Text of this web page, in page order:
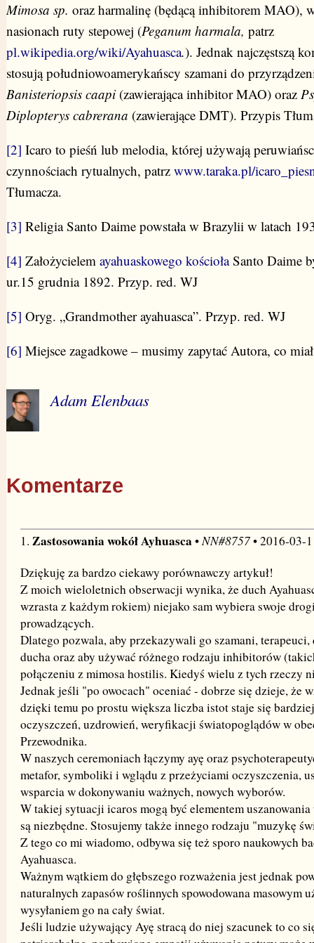
Mimosa sp. oraz harmalinę (będącą inhibitorem MAO),
nasionach ruty stepowej (Peganum harmala, patrz
pl.wikipedia.org/wiki/Ayahuasca.). Jednak najczęstszą
stosują południowoamerykańscy szamani do
Banisteriopsis caapi(zawierająca inhibitor MAO) oraz
Diplopterys cabrerana (zawierające DMT). Przypis
[2] Icaro to pieśń lub melodia, której używają
czynnościach rytualnych, patrz www.taraka.pl/
Tłumacza.
[3] Religia Santo Daime powstała w Brazylii w latach
[4] Założycielem ayahuaskowego kościołaSanto Daime
ur.15 grudnia 1892. Przyp. red. WJ
[5] Oryg. „Grandmother ayahuasca”. Przyp. red. WJ
[6] Miejsce zagadkowe – musimy zapytać Autora, co
Adam Elenbaas
Komentarze
1. Zastosowania wokół Ayhuasca •NN#8757• 2016-03-
Dziękuję za bardzo ciekawy porównawczy artykuł!
Z moich wieloletnich obserwacji wynika, że duch
wzrasta z każdym rokiem) niejako sam wybiera swoje
prowadzących.
Dlatego pozwala, aby przekazywali go szamani,
ducha oraz aby używać różnego rodzaju inhibitorów
połączeniu z mimosa hostilis. Kiedyś wielu z tych rzeczy
Jednak jeśli "po owocach" oceniać - dobrze się dzieje, że
dzięki temu po prostu większa liczba istot staje się
oczyszczeń, uzdrowień, weryfikacji światopoglądów w
Przewodnika.
W naszych ceremoniach łączymy ayę oraz
metafor, symboliki i wglądu z przeżyciami oczyszczenia,
wsparcia w dokonywaniu ważnych, nowych wyborów.
W takiej sytuacji icaros mogą być elementem
są niezbędne. Stosujemy także innego rodzaju "muzykę
Z tego co mi wiadomo, odbywa się też sporo naukowych
Ayahuasca.
Ważnym wątkiem do głębszego rozważenia jest jednak
naturalnych zapasów roślinnych spowodowana masowym
wysyłaniem go na cały świat.
Jeśli ludzie używający Ayę stracą do niej szacunek to co